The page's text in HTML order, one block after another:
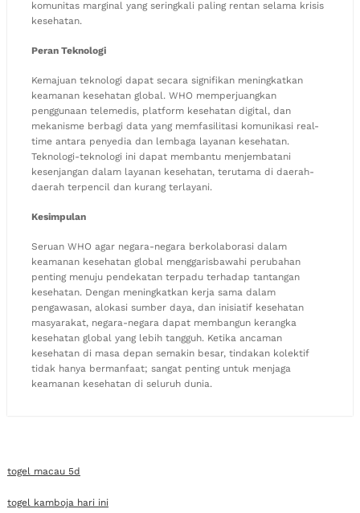
komunitas marginal yang seringkali paling rentan selama krisis
kesehatan.
Peran Teknologi
Kemajuan teknologi dapat secara signifikan meningkatkan
keamanan kesehatan global. WHO memperjuangkan
penggunaan telemedis, platform kesehatan digital, dan
mekanisme berbagi data yang memfasilitasi komunikasi real-
time antara penyedia dan lembaga layanan kesehatan.
Teknologi-teknologi ini dapat membantu menjembatani
kesenjangan dalam layanan kesehatan, terutama di daerah-
daerah terpencil dan kurang terlayani.
Kesimpulan
Seruan WHO agar negara-negara berkolaborasi dalam
keamanan kesehatan global menggarisbawahi perubahan
penting menuju pendekatan terpadu terhadap tantangan
kesehatan. Dengan meningkatkan kerja sama dalam
pengawasan, alokasi sumber daya, dan inisiatif kesehatan
masyarakat, negara-negara dapat membangun kerangka
kesehatan global yang lebih tangguh. Ketika ancaman
kesehatan di masa depan semakin besar, tindakan kolektif
tidak hanya bermanfaat; sangat penting untuk menjaga
keamanan kesehatan di seluruh dunia.
togel macau 5d
togel kamboja hari ini